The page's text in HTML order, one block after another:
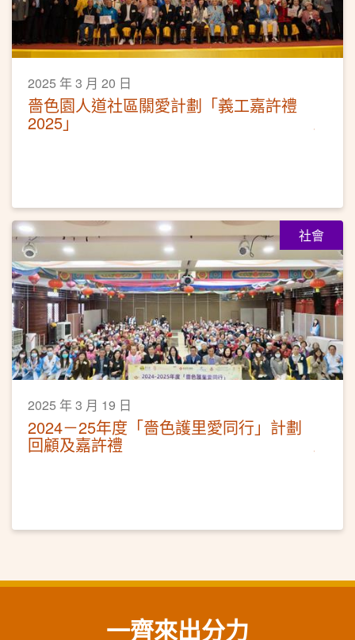
2025 年 3 月 20 日
嗇色園人道社區關愛計劃「義工嘉許禮
2025」
社會
2025 年 3 月 19 日
2024－25年度「嗇色護里愛同行」計劃
回顧及嘉許禮
一齊來出分力